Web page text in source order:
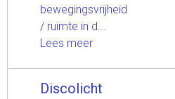
bewegingsvrijheid
/ ruimte in d...
Lees meer
Discolicht